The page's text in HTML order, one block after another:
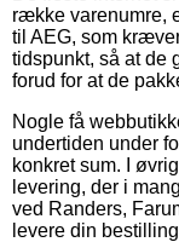
række varenumre,
til AEG, som
tidspunkt, så at de
forud for at de
Nogle få
undertiden under
konkret sum. I
levering, der i
ved Randers,
levere din